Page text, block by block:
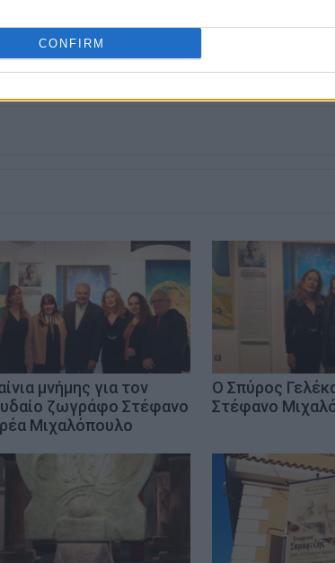
CONFIRM
Facebook
μνήμης για τον
ζωγράφο Στέφανο
Μιχαλόπουλο
Ο Σπύρος
Στέφανο